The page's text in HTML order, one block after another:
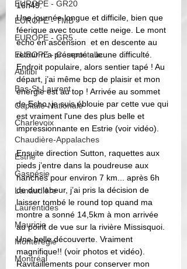
EUROPE - GR20
EUROPE - TMB
EUROPE - GR5
EUROPE - Compostelle
Abitibi
Bas-St-Laurent
Capitale-Nationale
Charlevoix
Chaudière-Appalaches
Estrie
Gaspésie
Lanaudière
Laurentides
Mauricie
Montérégie
Montréal
16h49.
Une journée longue et difficile, bien que
féerique avec toute cette neige. Le mont
écho en ascension  et en descente au
retour n’a présenté aucune difficulté.
Endroit populaire, alors sentier tapé ! Au
départ, j’ai même bcp de plaisir et mon
énergie est au top ! Arrivée au sommet
de Echo, je suis éblouie par cette vue qui
est vraiment l'une des plus belle et
impressionnante en Estrie (voir vidéo).
Ensuite direction Sutton, raquettes aux
pieds j’entre dans la poudreuse aux
hanches pour environ 7 km... après 6h
de dur labeur, j’ai pris la décision de
laisser tombé le round top quand ma
montre a sonné 14,5km à mon arrivée
au point de vue sur la rivière Missisquoi.
Une belle découverte. Vraiment
magnifique!! (voir photos et vidéo).
Ravitaillements pour conserver mon